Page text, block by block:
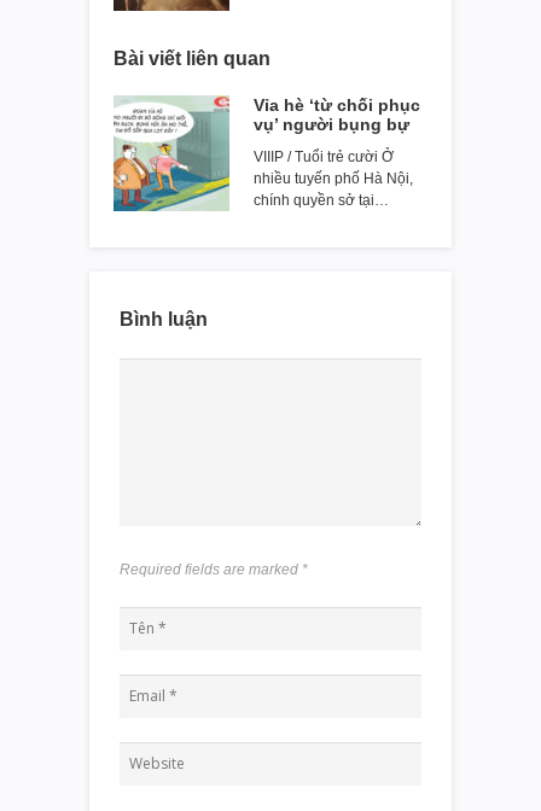
Bài viết liên quan
Vỉa hè ‘từ chối phục
vụ’ người bụng bự
VIIIP / Tuổi trẻ cười Ở
nhiều tuyến phố Hà Nội,
chính quyền sở tại…
Bình luận
Required fields are marked *